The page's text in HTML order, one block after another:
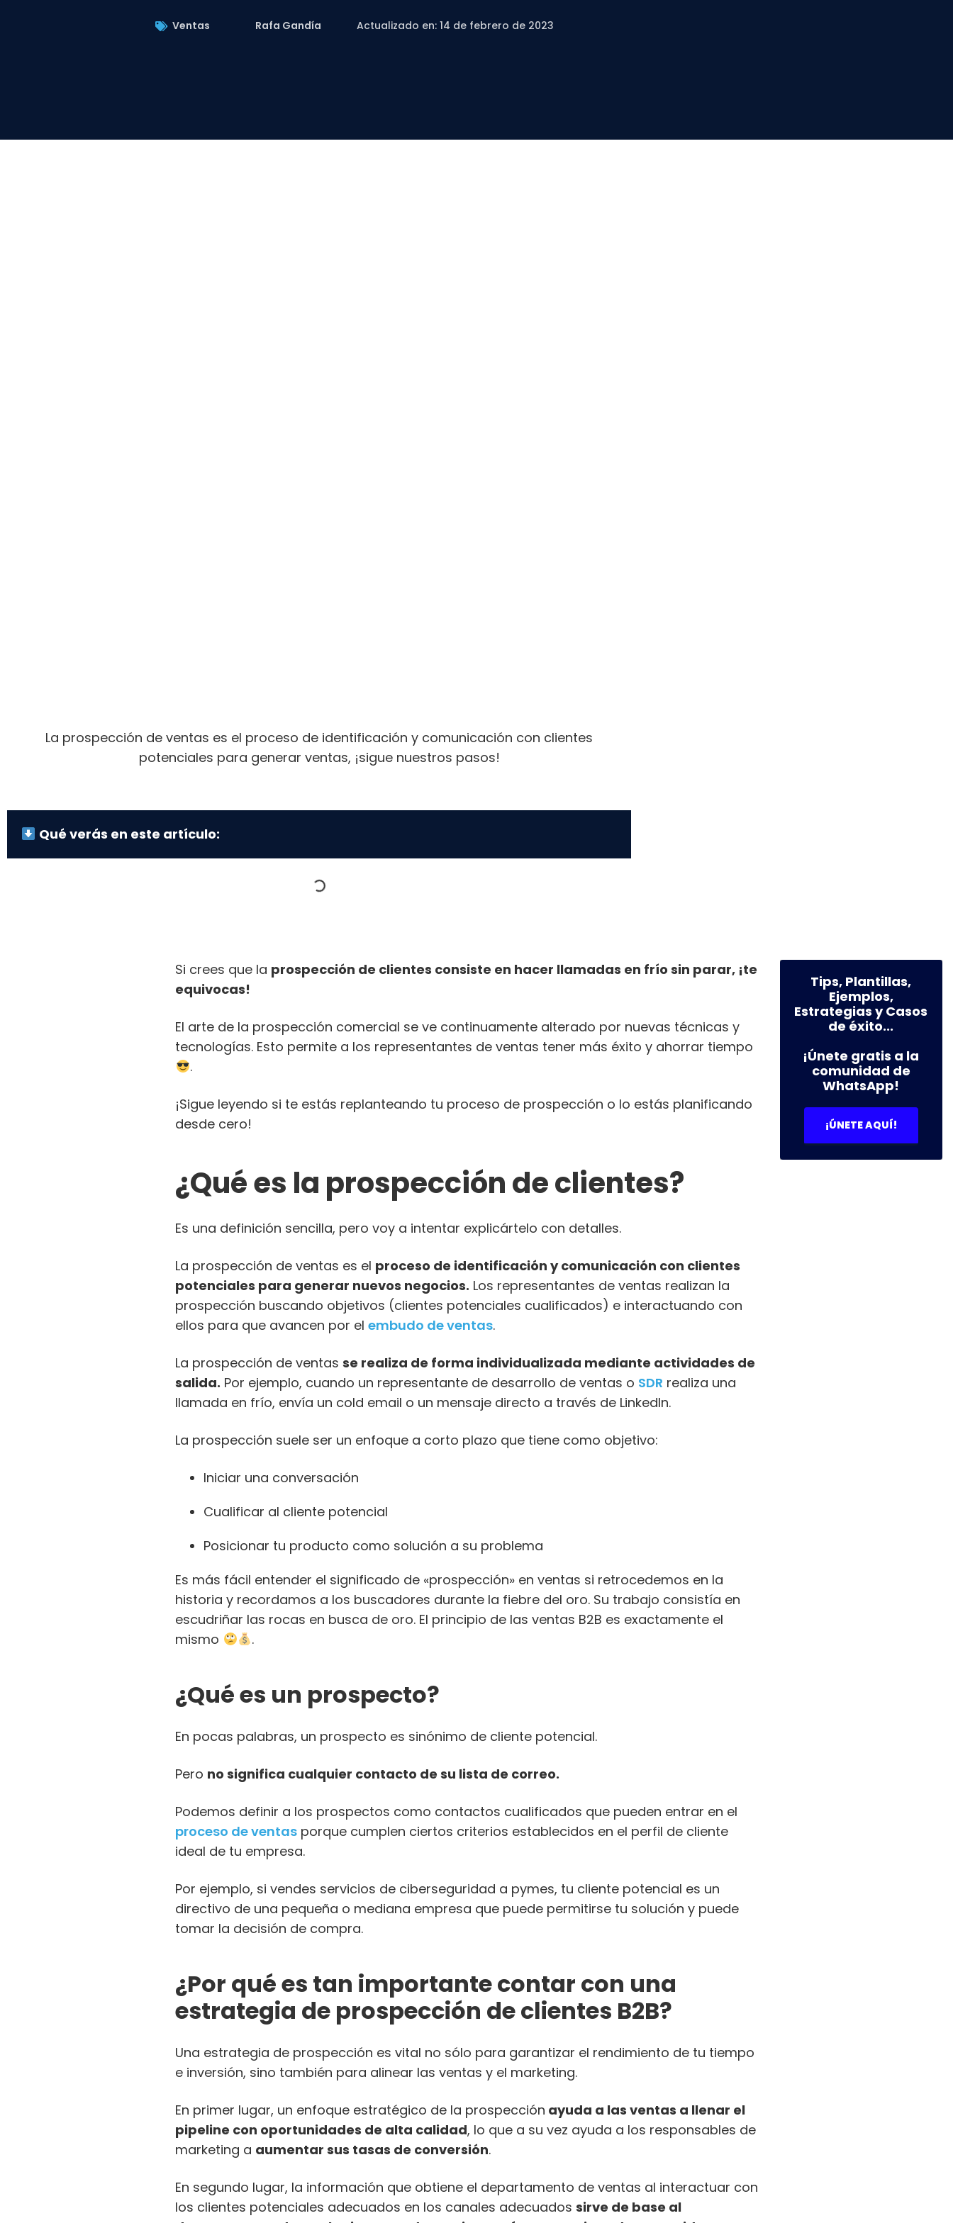
Ventas Rafa Gandía Actualizado en: 14 de febrero de 2023
La prospección de ventas es el proceso de identificación y comunicación con clientes
potenciales para generar ventas, ¡sigue nuestros pasos!
Qué verás en este artículo:
Si crees que la prospección de clientes consiste en hacer llamadas en frío sin parar, ¡te
equivocas!
El arte de la prospección comercial se ve continuamente alterado por nuevas técnicas y
tecnologías. Esto permite a los representantes de ventas tener más éxito y ahorrar tiempo
.
¡Sigue leyendo si te estás replanteando tu proceso de prospección o lo estás planificando
desde cero!
¿Qué es la prospección de clientes?
Es una definición sencilla, pero voy a intentar explicártelo con detalles.
La prospección de ventas es el proceso de identificación y comunicación con clientes
potenciales para generar nuevos negocios. Los representantes de ventas realizan la
prospección buscando objetivos (clientes potenciales cualificados) e interactuando con
ellos para que avancen por elembudo de ventas.
La prospección de ventasse realiza de forma individualizada mediante actividades de
salida. Por ejemplo, cuando un representante de desarrollo de ventas o SDR realiza una
llamada en frío, envía un cold email o un mensaje directo a través de LinkedIn.
La prospección suele ser un enfoque a corto plazo que tiene como objetivo:
Iniciar una conversación
Cualificar al cliente potencial
Posicionar tu producto como solución a su problema
Es más fácil entender el significado de «prospección» en ventas si retrocedemos en la
historia y recordamos a los buscadores durante la fiebre del oro. Su trabajo consistía en
escudriñar las rocas en busca de oro. El principio de las ventas B2B es exactamente el
mismo
.
¿Qué es un prospecto?
En pocas palabras, un prospecto es sinónimo de cliente potencial.
Pero no significa cualquier contacto de su lista de correo.
Podemos definir a los prospectos como contactos cualificados que pueden entrar en el
proceso de ventas porque cumplen ciertos criterios establecidos en el perfil de cliente
ideal de tu empresa.
Por ejemplo, si vendes servicios de ciberseguridad a pymes, tu cliente potencial es un
directivo de una pequeña o mediana empresa que puede permitirse tu solución y puede
tomar la decisión de compra.
¿Por qué es tan importante contar con una
estrategia de prospección de clientes B2B?
Una estrategia de prospección es vital no sólo para garantizar el rendimiento de tu tiempo
e inversión, sino también para alinear las ventas y el marketing.
En primer lugar, un enfoque estratégico de la prospección ayuda a las ventas a llenar el
pipeline con oportunidades de alta calidad, lo que a su vez ayuda a los responsables de
marketing a aumentar sus tasas de conversión.
En segundo lugar, la información que obtiene el departamento de ventas al interactuar con
los clientes potenciales adecuados en los canales adecuadossirve de base al
Tips, Plantillas,
Ejemplos,
Estrategias y Casos
de éxito...
¡Únete gratis a la
comunidad de
WhatsApp!
¡ÚNETE AQUÍ!